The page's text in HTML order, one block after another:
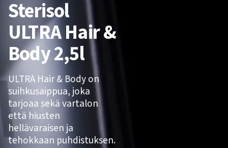
Sterisol
ULTRA Hair &
Body 2,5l
ULTRA Hair & Body on
suihkusaippua, joka
tarjoaa sekä vartalon
että hiusten
hellävaraisen ja
tehokkaan puhdistuksen.